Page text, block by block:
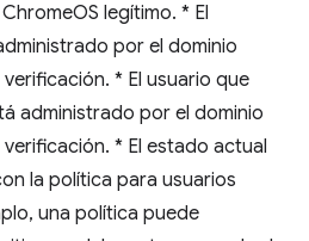
legítimo. * El
por el dominio
* El usuario que
administrado por el dominio
* El estado actual
la política para usuarios
una política puede